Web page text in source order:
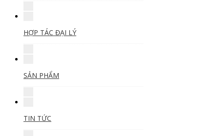
HỢP TÁC ĐẠI LÝ
SẢN PHẨM
TIN TỨC